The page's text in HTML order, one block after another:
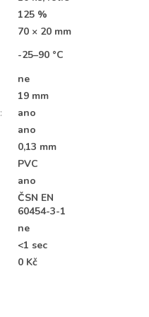
125 %
70 × 20 mm
-25–90 °C
ne
19 mm
:
ano
ano
0,13 mm
PVC
ano
ČSN EN
60454-3-1
ne
<1 sec
0 Kč